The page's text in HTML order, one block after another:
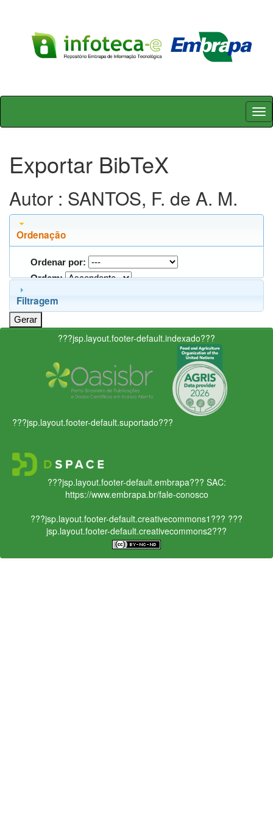
Skip
Exportar BibTeX
Autor : SANTOS, F. de A. M.
Ordenação
Ordenar por:
Ordem:
Filtragem
???jsp.layout.footer-default.indexado???
???jsp.layout.footer-default.suportado???
???jsp.layout.footer-default.embrapa??? SAC:
https://www.embrapa.br/fale-conosco
???jsp.layout.footer-default.creativecommons1??? ???
jsp.layout.footer-default.creativecommons2???